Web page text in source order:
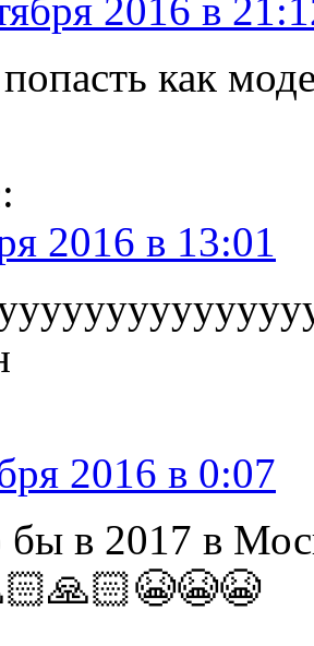
2016 в
попасть как
:
2016 в 13:01
2016 в 0:07
бы в 2017 в